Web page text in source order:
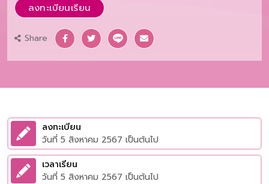
ลงทะเบียนเรียน
Share
ลงทะเบียน
วันที่ 5 สิงหาคม 2567 เป็นต้นไป
เวลาเรียน
วันที่ 5 สิงหาคม 2567 เป็นต้นไป